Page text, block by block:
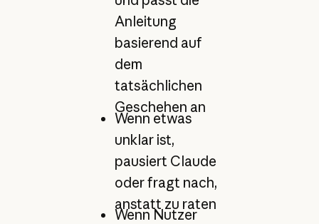
Anleitung
basierend auf
dem
tatsächlichen
Geschehen an
Wenn etwas
unklar ist,
pausiert Claude
oder fragt nach,
anstatt zu raten
Wenn Nutzer